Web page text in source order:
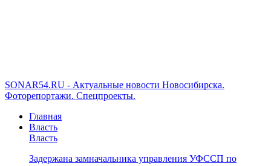
SONAR54.RU - Актуальные новости Новосибирска.
Фоторепортажи. Спецпроекты.
Главная
Власть
Власть
Задержана замначальника управления УФССП по